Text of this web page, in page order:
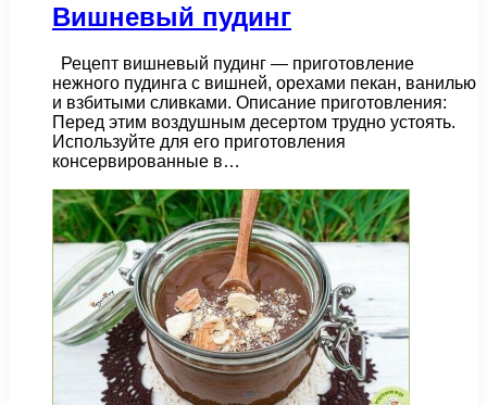
Вишневый пудинг
Рецепт вишневый пудинг — приготовление
нежного пудинга с вишней, орехами пекан, ванилью
и взбитыми сливками. Описание приготовления:
Перед этим воздушным десертом трудно устоять.
Используйте для его приготовления
консервированные в…